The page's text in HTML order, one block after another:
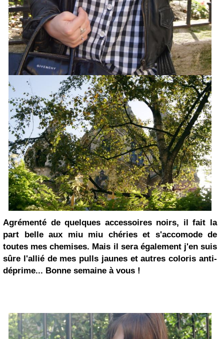
Agrémenté de quelques accessoires noirs, il fait la
part belle aux miu miu chéries et s'accomode de
toutes mes chemises. Mais il sera également j'en suis
sûre l'allié de mes pulls jaunes et autres coloris anti-
déprime... Bonne semaine à vous !